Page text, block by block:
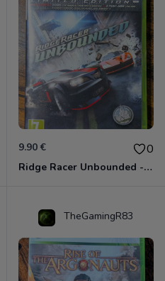
9.90 € 0
Ridge Racer Unbounded - Édition Limitée Xbox 360
TheGamingR83